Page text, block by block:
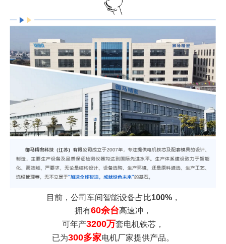
目前，公司车间智能设备占比100%，
拥有60余台高速冲，
可年产3200万套电机铁芯，
已为300多家电机厂家提供产品。